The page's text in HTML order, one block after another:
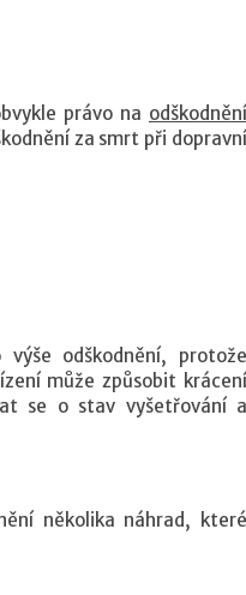
právo na odškodnění
za smrt při dopravní
odškodnění, protože
může způsobit krácení
se o stav vyšetřování a
několika náhrad, které